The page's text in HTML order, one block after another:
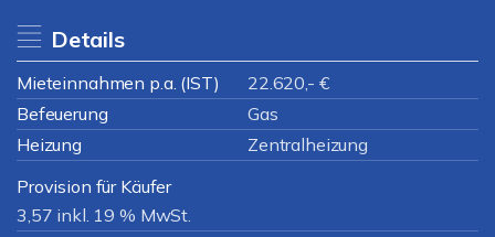
Details
Mieteinnahmen p.a. (IST)
22.620,- €
Befeuerung
Gas
Heizung
Zentralheizung
Provision für Käufer
3,57 inkl. 19 % MwSt.